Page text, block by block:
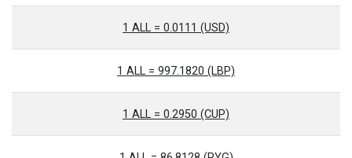
1 ALL = 0.0111 (USD)
1 ALL = 997.1820 (LBP)
1 ALL = 0.2950 (CUP)